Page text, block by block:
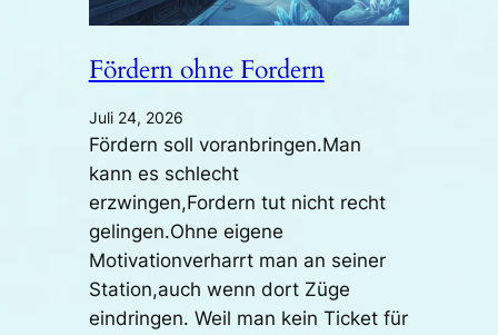
Fördern ohne Fordern
Juli 24, 2026
Fördern soll voranbringen.Man
kann es schlecht
erzwingen,Fordern tut nicht recht
gelingen.Ohne eigene
Motivationverharrt man an seiner
Station,auch wenn dort Züge
eindringen. Weil man kein Ticket für